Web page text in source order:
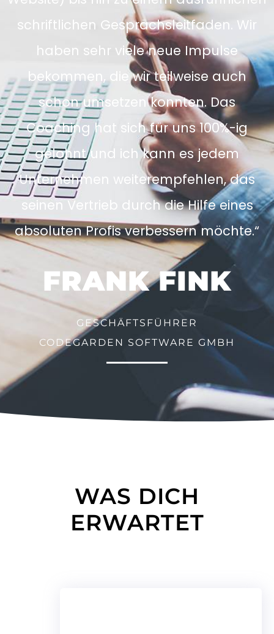
FRANK FINK
GESCHÄFTSFÜHRER
CODEGARDEN SOFTWARE GMBH
schriftlichen Gesprächsleitfaden. Wir
haben sehr viele neue Impulse
bekommen, die wir teilweise auch
schon umsetzen konnten. Das
Coaching hat sich für uns 100%-ig
gelohnt und ich kann es jedem
Unternehmen weiterempfehlen, das
seinen Vertrieb durch die Hilfe eines
absoluten Profis verbessern möchte.“
WAS DICH
ERWARTET